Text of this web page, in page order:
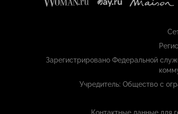
Зарегистрировано Федеральной
Учредитель: Общество с